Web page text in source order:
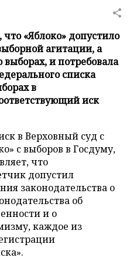
«Яблоко» допустило
агитации, а
выборах, и потребовала
списка
в
иск
в Верховный суд с
с выборов в Госдуму,
что
допустил
законодательства о
об
и о
каждое из